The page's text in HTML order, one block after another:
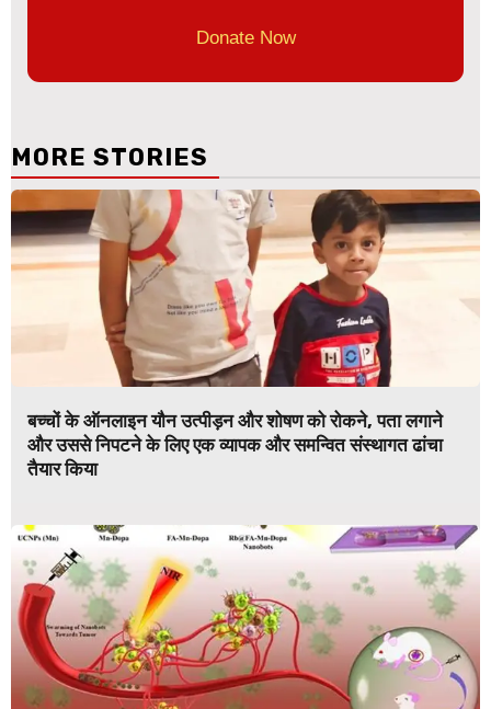
Donate Now
MORE STORIES
बच्चों के ऑनलाइन यौन उत्पीड़न और शोषण को रोकने, पता लगाने
और उससे निपटने के लिए एक व्यापक और समन्वित संस्थागत ढांचा
तैयार किया